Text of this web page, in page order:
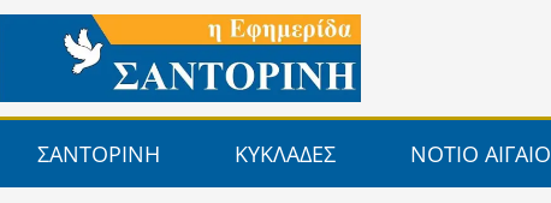
Μετάβαση
περιεχόμενο
ΣΑΝΤΟΡΙΝΗ ΚΥΚΛΑΔΕΣ ΝΟΤΙΟ ΑΙΓΑΙΟ